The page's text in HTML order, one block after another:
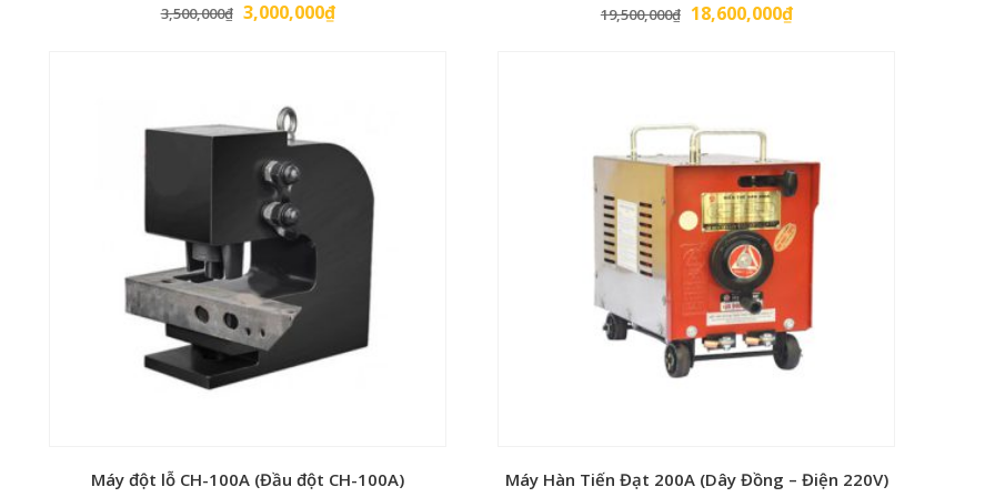
3,500,000₫ Giá
3,000,000₫Giá
19,500,000₫ Giá
18,600,000₫Giá
Máy đột lỗ CH-100A (Đầu đột CH-100A) Máy Hàn Tiến Đạt 200A (Dây Đồng – Điện 220V)